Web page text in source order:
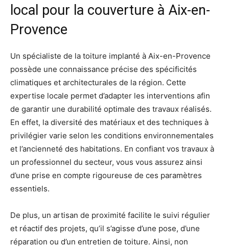
local pour la couverture à Aix-en-
Provence
Un spécialiste de la toiture implanté à Aix-en-Provence
possède une connaissance précise des spécificités
climatiques et architecturales de la région. Cette
expertise locale permet d’adapter les interventions afin
de garantir une durabilité optimale des travaux réalisés.
En effet, la diversité des matériaux et des techniques à
privilégier varie selon les conditions environnementales
et l’ancienneté des habitations. En confiant vos travaux à
un professionnel du secteur, vous vous assurez ainsi
d’une prise en compte rigoureuse de ces paramètres
essentiels.
De plus, un artisan de proximité facilite le suivi régulier
et réactif des projets, qu’il s’agisse d’une pose, d’une
réparation ou d’un entretien de toiture. Ainsi, non